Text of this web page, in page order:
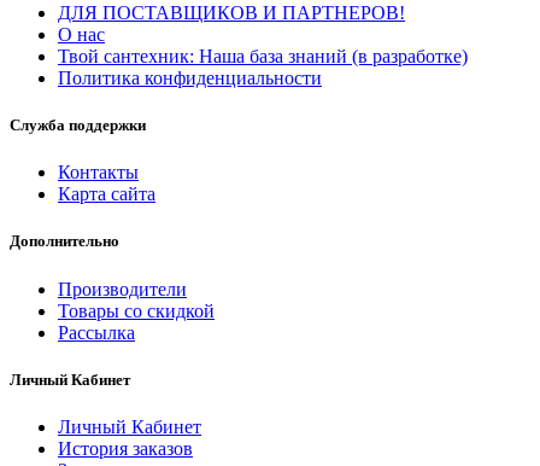
ДЛЯ ПОСТАВЩИКОВ И ПАРТНЕРОВ!
О нас
Твой сантехник: Наша база знаний (в разработке)
Политика конфиденциальности
Служба поддержки
Контакты
Карта сайта
Дополнительно
Производители
Товары со скидкой
Рассылка
Личный Кабинет
Личный Кабинет
История заказов